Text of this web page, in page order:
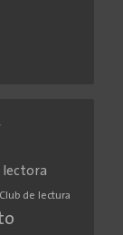
lectora
Club de lectura